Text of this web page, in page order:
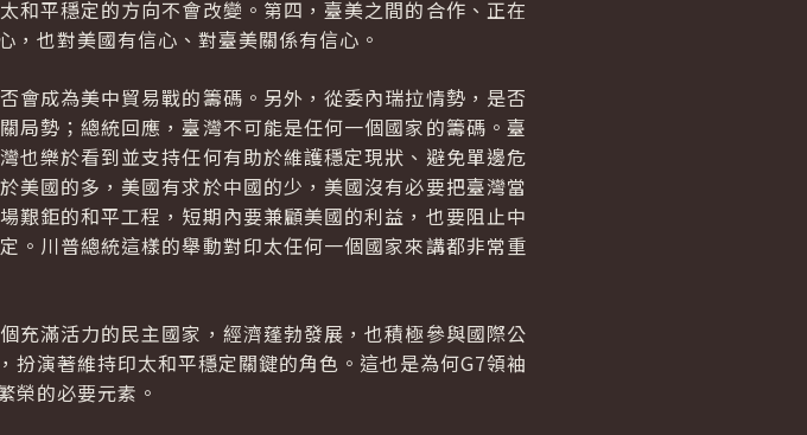
和平穩定的方向不會改變。第四，臺美之間的合作、正在
也對美國有信心、對臺美關係有信心。
會成為美中貿易戰的籌碼。另外，從委內瑞拉情勢，是否
局勢；總統回應，臺灣不可能是任何一個國家的籌碼。臺
也樂於看到並支持任何有助於維護穩定現狀、避免單邊危
美國的多，美國有求於中國的少，美國沒有必要把臺灣當
艱鉅的和平工程，短期內要兼顧美國的利益，也要阻止中
。川普總統這樣的舉動對印太任何一個國家來講都非常重
充滿活力的民主國家，經濟蓬勃發展，也積極參與國際公
演著維持印太和平穩定關鍵的角色。這也是為何G7領袖
榮的必要元素。